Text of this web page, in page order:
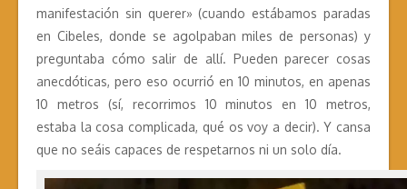
manifestación sin querer» (cuando estábamos paradas
en Cibeles, donde se agolpaban miles de personas) y
preguntaba cómo salir de allí. Pueden parecer cosas
anecdóticas, pero eso ocurrió en 10 minutos, en apenas
10 metros (sí, recorrimos 10 minutos en 10 metros,
estaba la cosa complicada, qué os voy a decir). Y cansa
que no seáis capaces de respetarnos ni un solo día.